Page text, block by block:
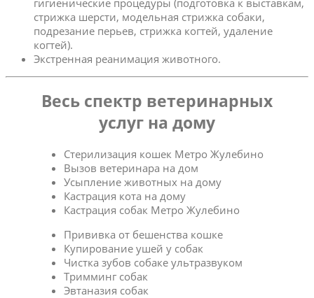
стрижка шерсти, модельная стрижка собаки,
подрезание перьев, стрижка когтей, удаление
когтей).
Экстренная реанимация животного.
Весь спектр ветеринарных
услуг на дому
Стерилизация кошек Метро Жулебино
Вызов ветеринара на дом
Усыпление животных на дому
Кастрация кота на дому
Кастрация собак Метро Жулебино
Прививка от бешенства кошке
Купирование ушей у собак
Чистка зубов собаке ультразвуком
Тримминг собак
Эвтаназия собак